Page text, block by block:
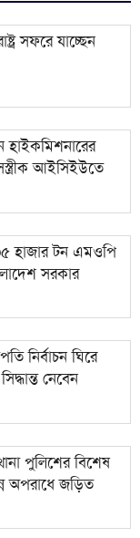
সার
সফরে যাচ্ছেন
হাইকমিশনারের
আইসিইউতে
হাজার টন এমওপি
সরকার
নির্বাচন ঘিরে
নেবেন
পুলিশের বিশেষ
অপরাধে জড়িত